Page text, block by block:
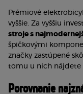
Prémiové
vyššie. Za vyššiu
stroje s
špičkovými
značky zastúpené
tomu u nich nájdete
Porovnanie